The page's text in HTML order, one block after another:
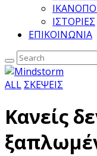
ΙΣΤΟΡΙΕΣ
ΕΠΙΚΟΙΝΩΝΙΑ
ALL ΣΚΕΨΕΙΣ
Κανείς